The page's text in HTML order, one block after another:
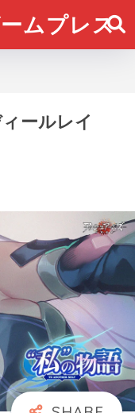
ムプレス
ールレイ